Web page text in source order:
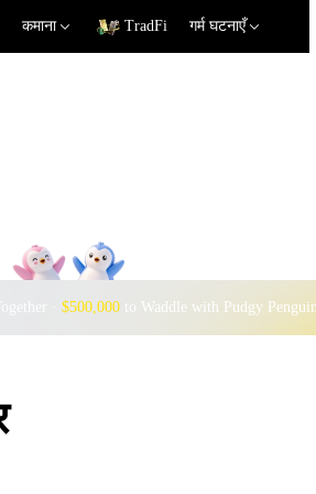
कमाना TradFi गर्म घटनाएँ
· $500,000to Waddle with Pudgy